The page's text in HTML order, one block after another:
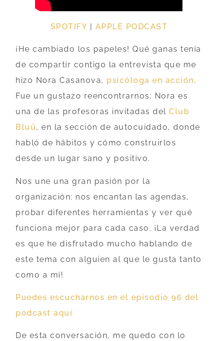
SPOTIFY | APPLE PODCAST
¡He cambiado los papeles! Qué ganas tenía
de compartir contigo la entrevista que me
hizo Nora Casanova, psicóloga en acción.
Fue un gustazo reencontrarnos: Nora es
una de las profesoras invitadas delClub
Bluü, en la sección de autocuidado, donde
habló de hábitos y cómo construirlos
desde un lugar sano y positivo.
Nos une una gran pasión por la
organización: nos encantan las agendas,
probar diferentes herramientas y ver qué
funciona mejor para cada caso. ¡La verdad
es que he disfrutado mucho hablando de
este tema con alguien al que le gusta tanto
como a mí!
Puedes escucharnos en el episodio 96 del
podcast aquí.
De esta conversación, me quedo con lo